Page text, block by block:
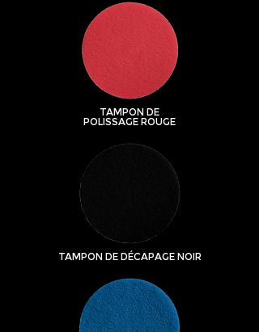
TAMPON DE
POLISSAGE ROUGE
TAMPON DE DÉCAPAGE NOIR